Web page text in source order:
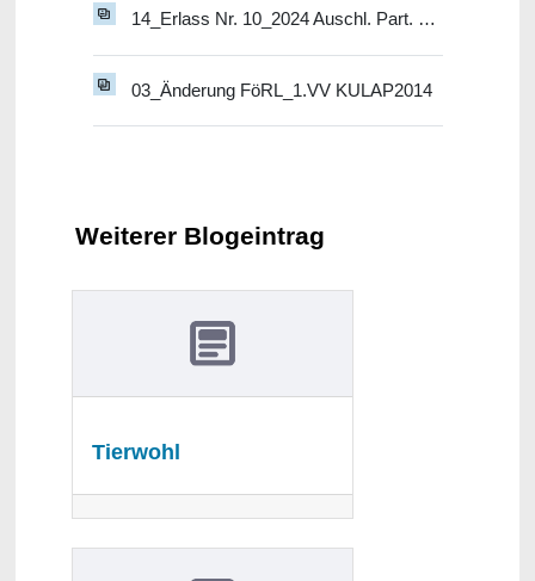
14_Erlass Nr. 10_2024 Auschl. Part. VÜ KULAP
03_Änderung FöRL_1.VV KULAP2014
Weiterer Blogeintrag
Tierwohl